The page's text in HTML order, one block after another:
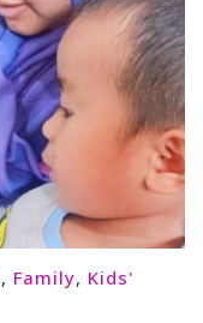
, Family, Kids'